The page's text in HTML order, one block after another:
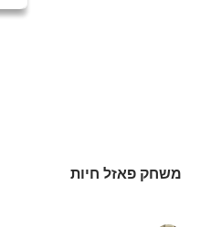
משחק פאזל חיות